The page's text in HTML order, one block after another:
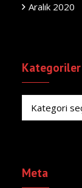
Aralık 2020
Kategoriler
Kategoriler
Meta